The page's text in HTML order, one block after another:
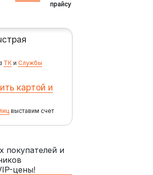
прайсу
ТКи Службы
картой и
выставим счет
покупателей и
цены!